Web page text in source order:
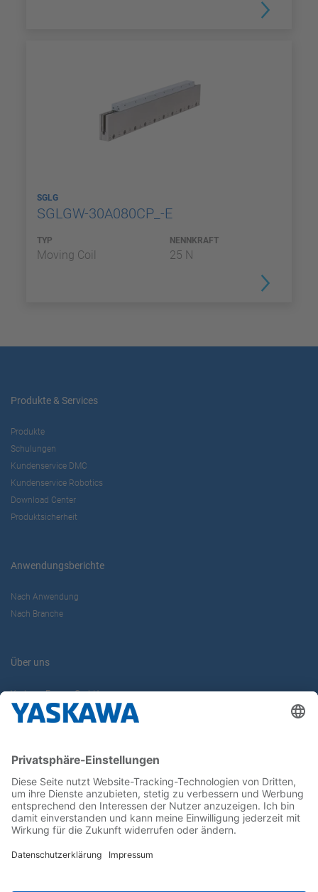
SGLG
SGLGW-30A080CP_-E
TYP
Moving Coil
NENNKRAFT
25 N
Produkte & Services
Produkte
Schulungen
Kundenservice DMC
Kundenservice Robotics
Download Center
Produktsicherheit
Anwendungsberichte
Nach Anwendung
Nach Branche
Über uns
Yaskawa Europe GmbH
Karriere
Newsletter
Follow us on...